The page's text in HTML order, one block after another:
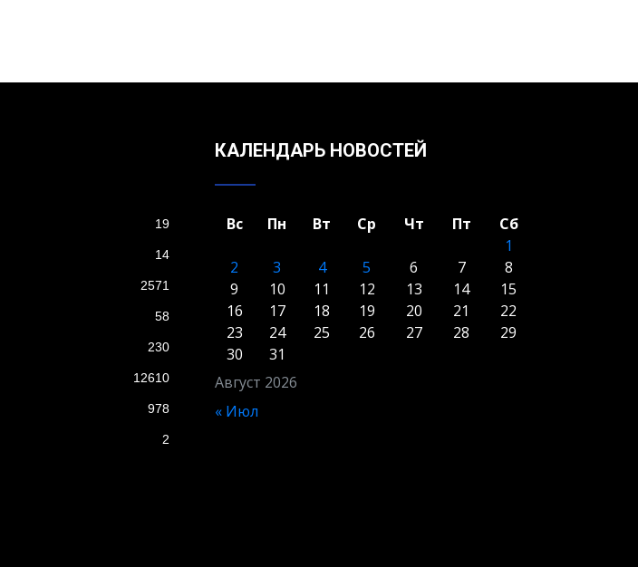
19
14
2571
58
230
12610
978
2
КАЛЕНДАРЬ НОВОСТЕЙ
Август 2026
Вс Пн Вт Ср Чт Пт
Сб
1
2
3 4 5 6 7
8
9
10 11 12 13 14
15
16
17 18 19 20 21
22
23
24 25 26 27 28
29
30
31
« Июл